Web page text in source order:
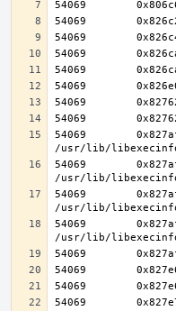
54069
54069
54069
54069